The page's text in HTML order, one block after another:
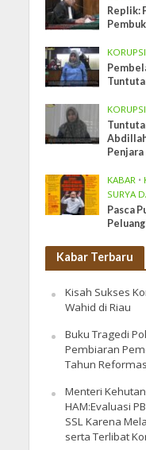
Replik:
KORUPSI
KORUPSI
Penjara
KABAR •
SURYA
Pasca
Kabar Terbaru
Kisah Sukses
Wahid di Riau
Buku Tragedi
Pembiaran
Tahun
Menteri
HAM:Evaluasi
SSL Karena
serta Terlibat